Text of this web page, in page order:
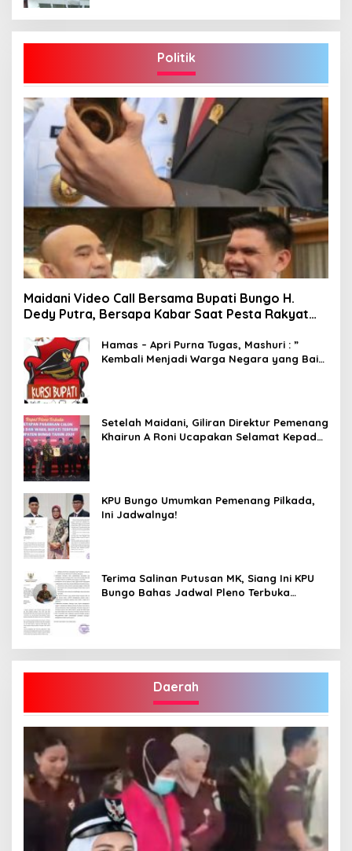
Politik
Maidani Video Call Bersama Bupati Bungo H.
Dedy Putra, Bersapa Kabar Saat Pesta Rakyat
Hamas – Apri Purna Tugas, Mashuri : ”
Kembali Menjadi Warga Negara yang Baik,
Setelah Maidani, Giliran Direktur Pemenang
Khairun A Roni Ucapakan Selamat Kepada
KPU Bungo Umumkan Pemenang Pilkada,
Ini Jadwalnya!
Terima Salinan Putusan MK, Siang Ini KPU
Bungo Bahas Jadwal Pleno Terbuka
Daerah